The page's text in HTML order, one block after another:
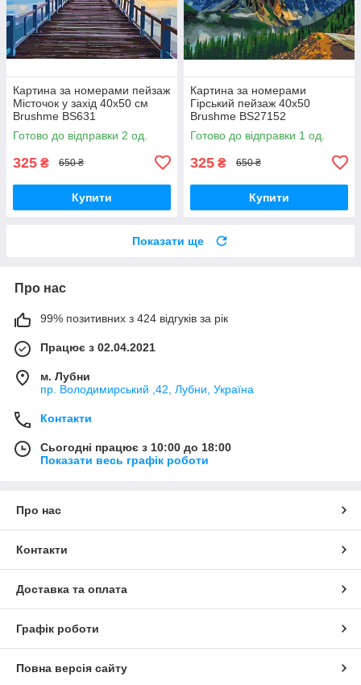
Картина за номерами пейзаж
Місточок у захід 40х50 см
Brushme BS631
Готово до відправки 2 од.
325 ₴ 650 ₴
Купити
Картина за номерами
Гірський пейзаж 40x50
Brushme BS27152
Готово до відправки 1 од.
325 ₴ 650 ₴
Купити
Показати ще
Про нас
99% позитивних з 424 відгуків за рік
Працює з 02.04.2021
м. Лубни
пр. Володимирський ,42, Лубни, Україна
Контакти
Сьогодні працює з 10:00 до 18:00
Показати весь графік роботи
Про нас
Контакти
Доставка та оплата
Графік роботи
Повна версія сайту